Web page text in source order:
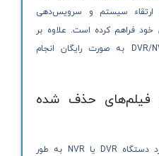
ارتقاء سیستم و سرویس‌دهی
فراهم کرده است. علاوه بر
این، به‌روزرسانی نرم‌افزارهای DVR/NVR به صورت رایگان انجام
فیلم‌های حذف شده
بله، در بسیاری از موارد، اگر هارد دستگاه DVR یا NVR به طور